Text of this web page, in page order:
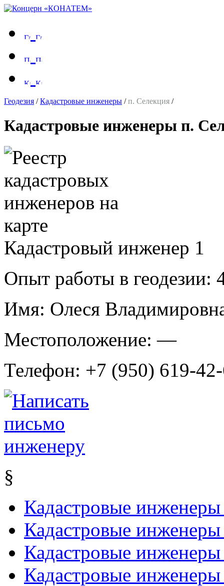
Геодезия /Кадастровые инженеры /п. Селекция /
Кадастровые инженеры п.
Кадастровый инженер 1
Опыт работы в геодезии:
Имя: Олеся
Местоположение: —
Телефон: +7 (950) 619-
§
Кадастровые инженеры
Кадастровые
Кадастровые инженеры
Кадастровые